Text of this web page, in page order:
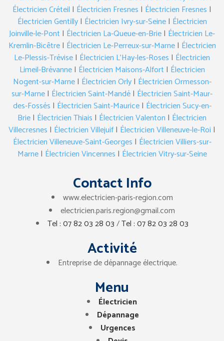
Électricien Créteil | Électricien Fresnes | Électricien Fresnes |
Électricien Gentilly| Électricien Ivry-sur-Seine| Électricien
Joinville-le-Pont | Électricien La-Queue-en-Brie| Électricien Le-
Kremlin-Bicêtre| Électricien Le-Perreux-sur-Marne| Électricien
Le-Plessis-Trévise| Électricien L’Hay-les-Roses | Électricien
Limeil-Brévanne| Électricien Maisons-Alfort | Électricien
Nogent-sur-Marne| Électricien Orly| Électricien Ormesson-
sur-Marne| Électricien Saint-Mandé| Électricien Saint-Maur-
des-Fossés | Électricien Saint-Maurice| Électricien Sucy-en-
Brie| Électricien Thiais | Électricien Valenton | Électricien
Villecresnes | Électricien Villejuif| Électricien Villeneuve-le-Roi |
Électricien Villeneuve-Saint-Georges | Électricien Villiers-sur-
Marne| Électricien Vincennes | Électricien Vitry-sur-Seine
Contact Info
www.electricien-paris-region.com
electricien.paris.region@gmail.com
Tel : 07 82 03 28 03/Tel : 07 82 03 28 03
Activité
Entreprise de dépannage électrique.
Menu
Électricien
Dépannage
Urgences